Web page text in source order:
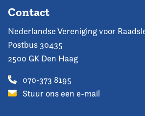
Contact
Nederlandse Vereniging voor
Postbus 30435
2500 GK Den Haag
070-373 8195
Stuur ons een e-mail